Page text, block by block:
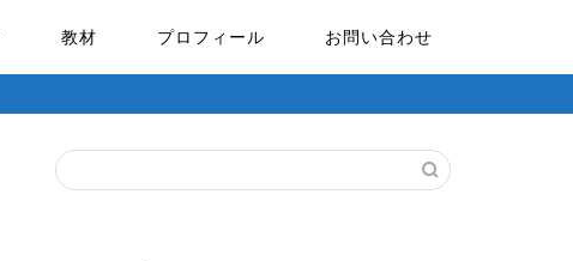
教材 プロフィール お問い合わせ